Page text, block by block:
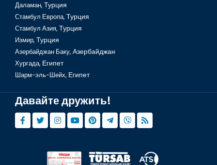
Даламан, Турция
Стамбул Европа, Турция
Стамбул Азия, Турция
Измир, Турция
Азербайджан Баку, Азербайджан
Хургада, Египет
Шарм-эль-Шейх, Египет
Давайте дружить!